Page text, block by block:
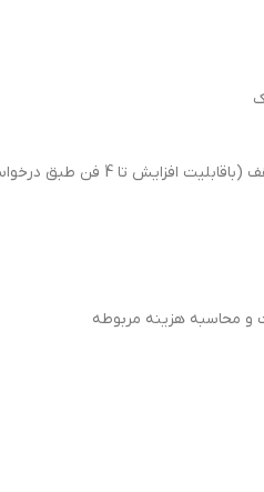
و محاسبه هزینه مربوطه)
و محاسبه هزینه مربوطه